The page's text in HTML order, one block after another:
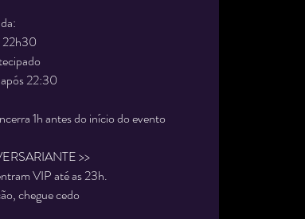
22h30
22:30
1h antes do início do evento
>>
VIP até as 23h.
chegue cedo